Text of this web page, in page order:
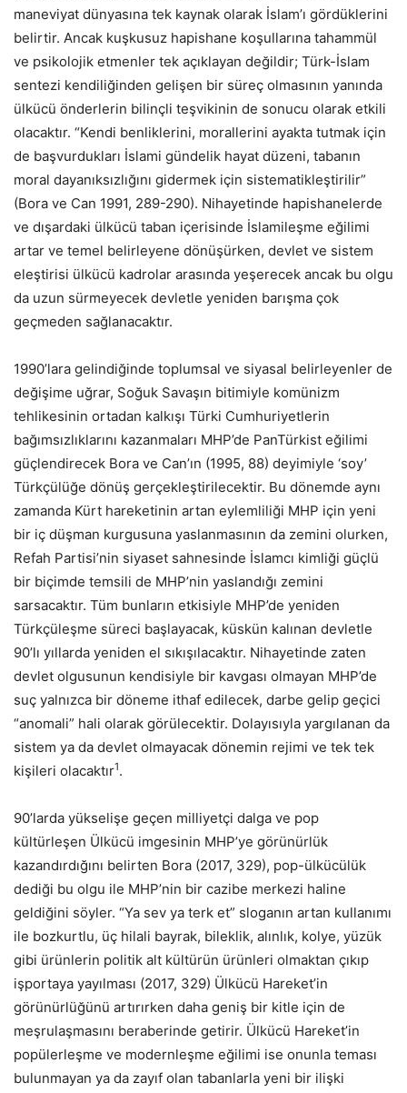
maneviyat dünyasına tek kaynak olarak İslam’ı gördüklerini
belirtir. Ancak kuşkusuz hapishane koşullarına tahammül
ve psikolojik etmenler tek açıklayan değildir; Türk-İslam
sentezi kendiliğinden gelişen bir süreç olmasının yanında
ülkücü önderlerin bilinçli teşvikinin de sonucu olarak etkili
olacaktır. “Kendi benliklerini, morallerini ayakta tutmak için
de başvurdukları İslami gündelik hayat düzeni, tabanın
moral dayanıksızlığını gidermek için sistematikleştirilir”
(Bora ve Can 1991, 289-290). Nihayetinde hapishanelerde
ve dışardaki ülkücü taban içerisinde İslamileşme eğilimi
artar ve temel belirleyene dönüşürken, devlet ve sistem
eleştirisi ülkücü kadrolar arasında yeşerecek ancak bu olgu
da uzun sürmeyecek devletle yeniden barışma çok
geçmeden sağlanacaktır.
1990’lara gelindiğinde toplumsal ve siyasal belirleyenler de
değişime uğrar, Soğuk Savaşın bitimiyle komünizm
tehlikesinin ortadan kalkışı Türki Cumhuriyetlerin
bağımsızlıklarını kazanmaları MHP’de PanTürkist eğilimi
güçlendirecek Bora ve Can’ın (1995, 88) deyimiyle ‘soy’
Türkçülüğe dönüş gerçekleştirilecektir. Bu dönemde aynı
zamanda Kürt hareketinin artan eylemliliği MHP için yeni
bir iç düşman kurgusuna yaslanmasının da zemini olurken,
Refah Partisi’nin siyaset sahnesinde İslamcı kimliği güçlü
bir biçimde temsili de MHP’nin yaslandığı zemini
sarsacaktır. Tüm bunların etkisiyle MHP’de yeniden
Türkçüleşme süreci başlayacak, küskün kalınan devletle
90’lı yıllarda yeniden el sıkışılacaktır. Nihayetinde zaten
devlet olgusunun kendisiyle bir kavgası olmayan MHP’de
suç yalnızca bir döneme ithaf edilecek, darbe gelip geçici
“anomali” hali olarak görülecektir. Dolayısıyla yargılanan da
sistem ya da devlet olmayacak dönemin rejimi ve tek tek
kişileri olacaktır1.
90’larda yükselişe geçen milliyetçi dalga ve pop
kültürleşen Ülkücü imgesinin MHP’ye görünürlük
kazandırdığını belirten Bora (2017, 329), pop-ülkücülük
dediği bu olgu ile MHP’nin bir cazibe merkezi haline
geldiğini söyler. “Ya sev ya terk et” sloganın artan kullanımı
ile bozkurtlu, üç hilali bayrak, bileklik, alınlık, kolye, yüzük
gibi ürünlerin politik alt kültürün ürünleri olmaktan çıkıp
işportaya yayılması (2017, 329) Ülkücü Hareket’in
görünürlüğünü artırırken daha geniş bir kitle için de
meşrulaşmasını beraberinde getirir. Ülkücü Hareket’in
popülerleşme ve modernleşme eğilimi ise onunla teması
bulunmayan ya da zayıf olan tabanlarla yeni bir ilişki